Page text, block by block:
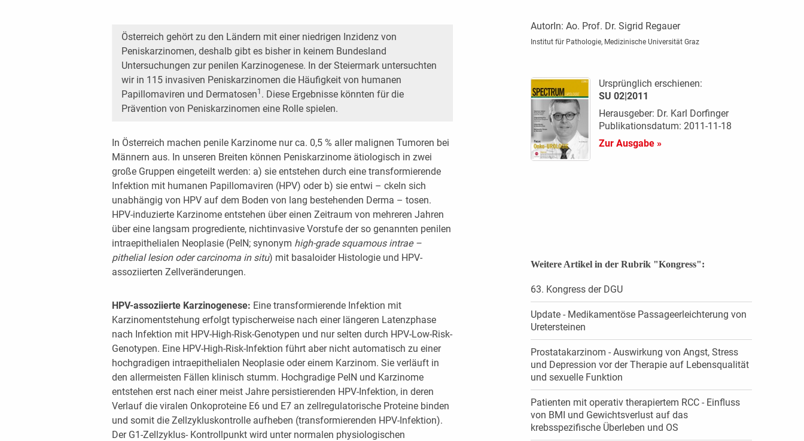
Österreich gehört zu den Ländern mit einer niedrigen Inzidenz von
Peniskarzinomen, deshalb gibt es bisher in keinem Bundesland
Untersuchungen zur penilen Karzinogenese. In der Steiermark untersuchten
wir in 115 invasiven Peniskarzinomen die Häufigkeit von humanen
Papillomaviren und Dermatosen1 . Diese Ergebnisse könnten für die
Prävention von Peniskarzinomen eine Rolle spielen.
In Österreich machen penile Karzinome nur ca. 0,5 % aller malignen Tumoren bei
Männern aus. In unseren Breiten können Peniskarzinome ätiologisch in zwei
große Gruppen eingeteilt werden: a) sie entstehen durch eine transformierende
Infektion mit humanen Papillomaviren (HPV) oder b) sie entwi – ckeln sich
unabhängig von HPV auf dem Boden von lang bestehenden Derma – tosen.
HPV-induzierte Karzinome entstehen über einen Zeitraum von mehreren Jahren
über eine langsam progrediente, nichtinvasive Vorstufe der so genannten penilen
intraepithelialen Neoplasie (PeIN; synonym high-grade squamous intrae –
pithelial lesion oder carcinoma in situ) mit basaloider Histologie und HPV-
assoziierten Zellveränderungen.
HPV-assoziierte Karzinogenese: Eine transformierende Infektion mit
Karzinomentstehung erfolgt typischerweise nach einer längeren Latenzphase
nach Infektion mit HPV-High-Risk-Genotypen und nur selten durch HPV-Low-Risk-
Genotypen. Eine HPV-High-Risk-Infektion führt aber nicht automatisch zu einer
hochgradigen intraepithelialen Neoplasie oder einem Karzinom. Sie verläuft in
den allermeisten Fällen klinisch stumm. Hochgradige PeIN und Karzinome
entstehen erst nach einer meist Jahre persistierenden HPV-Infektion, in deren
Verlauf die viralen Onkoproteine E6 und E7 an zellregulatorische Proteine binden
und somit die Zellzykluskontrolle aufheben (transformierenden HPV-Infektion).
Der G1-Zellzyklus- Kontrollpunkt wird unter normalen physiologischen
AutorIn: Ao. Prof. Dr. Sigrid Regauer
Institut für Pathologie, Medizinische Universität Graz
Ursprünglich erschienen:
SU 02|2011
Herausgeber: Dr. Karl Dorfinger
Publikationsdatum: 2011-11-18
Zur Ausgabe »
Weitere Artikel in der Rubrik "Kongress":
63. Kongress der DGU
Update - Medikamentöse Passageerleichterung von
Uretersteinen
Prostatakarzinom - Auswirkung von Angst, Stress
und Depression vor der Therapie auf Lebensqualität
und sexuelle Funktion
Patienten mit operativ therapiertem RCC - Einfluss
von BMI und Gewichtsverlust auf das
krebsspezifische Überleben und OS